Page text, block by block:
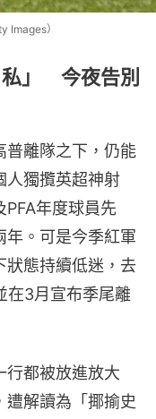
Images）
私」 今夜告別
普離隊之下，仍能
人獨攬英超神射
年度球員先
年。可是今季紅軍
狀態持續低迷，去
在3月宣布季尾離
行都被放進放大
解讀為「揶揄史